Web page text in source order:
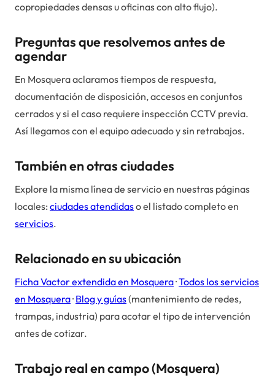
copropiedades densas u oficinas con alto flujo).
Preguntas que resolvemos antes de
agendar
En Mosquera aclaramos tiempos de respuesta,
documentación de disposición, accesos en conjuntos
cerrados y si el caso requiere inspección CCTV previa.
Así llegamos con el equipo adecuado y sin retrabajos.
También en otras ciudades
Explore la misma línea de servicio en nuestras páginas
locales: ciudades atendidaso el listado completo en
servicios.
Relacionado en su ubicación
Ficha Vactor extendida en Mosquera·Todos los servicios
en Mosquera· Blog y guías(mantenimiento de redes,
trampas, industria) para acotar el tipo de intervención
antes de cotizar.
Trabajo real en campo (Mosquera)